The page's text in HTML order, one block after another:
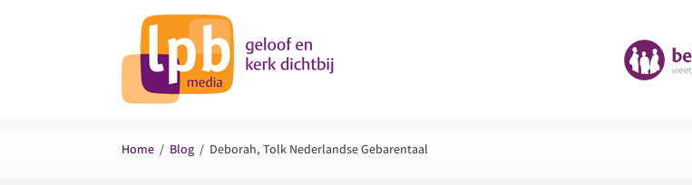
Home / Blog / Deborah, Tolk Nederlandse Gebarentaal